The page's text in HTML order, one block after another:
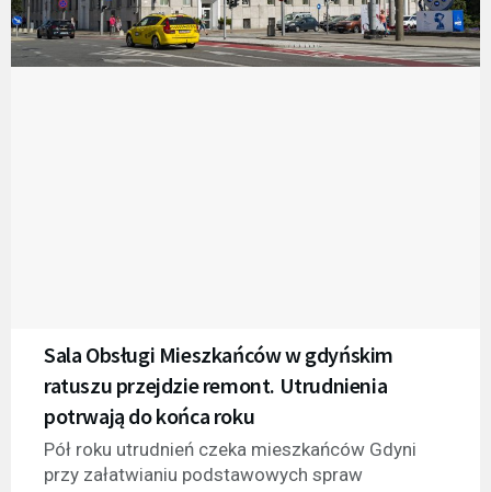
Sala Obsługi Mieszkańców w gdyńskim
ratuszu przejdzie remont. Utrudnienia
potrwają do końca roku
Pół roku utrudnień czeka mieszkańców Gdyni
przy załatwianiu podstawowych spraw